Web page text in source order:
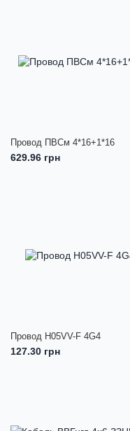
Провод ПВСм 4*16+1*16
629.96 грн
Провод H05VV-F 4G4
127.30 грн